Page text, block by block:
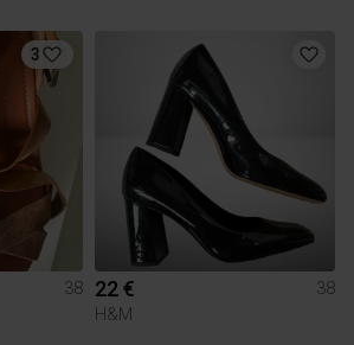
3
38 22 €
38
H&M